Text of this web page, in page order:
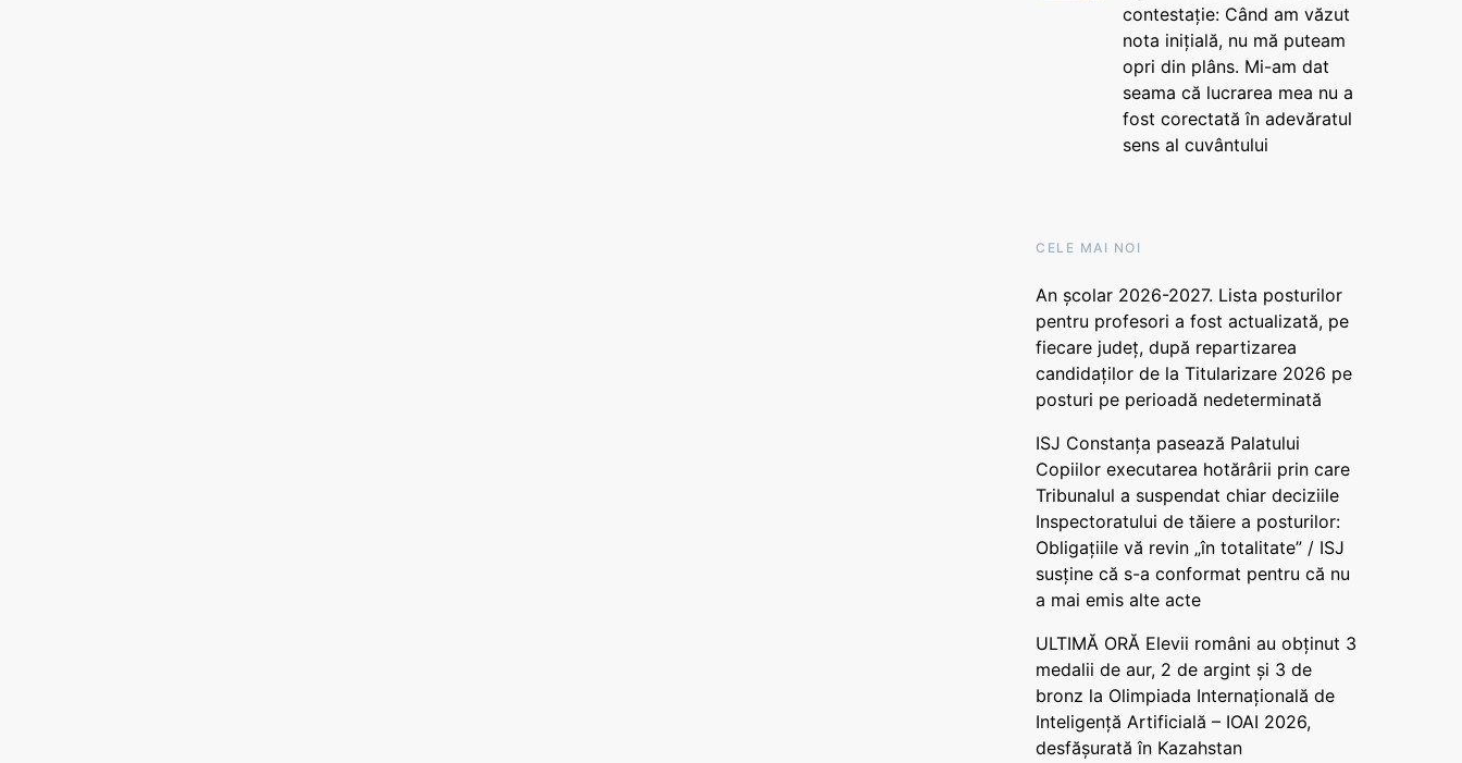
contestație: Când am văzut
nota inițială, nu mă puteam
opri din plâns. Mi-am dat
seama că lucrarea mea nu a
fost corectată în adevăratul
sens al cuvântului
CELE MAI NOI
An școlar 2026-2027. Lista posturilor
pentru profesori a fost actualizată, pe
fiecare județ, după repartizarea
candidaților de la Titularizare 2026 pe
posturi pe perioadă nedeterminată
ISJ Constanța pasează Palatului
Copiilor executarea hotărârii prin care
Tribunalul a suspendat chiar deciziile
Inspectoratului de tăiere a posturilor:
Obligațiile vă revin „în totalitate” / ISJ
susține că s-a conformat pentru că nu
a mai emis alte acte
ULTIMĂ ORĂ Elevii români au obținut 3
medalii de aur, 2 de argint și 3 de
bronz la Olimpiada Internațională de
Inteligență Artificială – IOAI 2026,
desfășurată în Kazahstan